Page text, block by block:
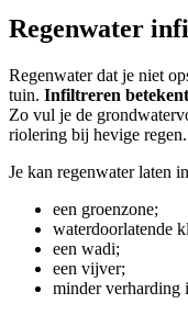
Regenwater
Regenwater dat je niet
tuin. Infiltreren
Zo vul je de
riolering bij hevige regen.
Je kan regenwater laten
een groenzone;
waterdoorlatende
een wadi;
een vijver;
minder verharding